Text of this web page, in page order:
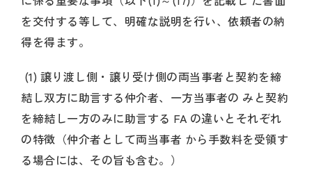
を交付する等して、明確な説明を行い、依頼者の納
得を得ます。
(1) 譲り渡し側・譲り受け側の両当事者と契約を締
結し双方に助言する仲介者、一方当事者の みと契約
を締結し一方のみに助言する FA の違いとそれぞれ
の特徴（仲介者として両当事者 から手数料を受領す
る場合には、その旨も含む。）